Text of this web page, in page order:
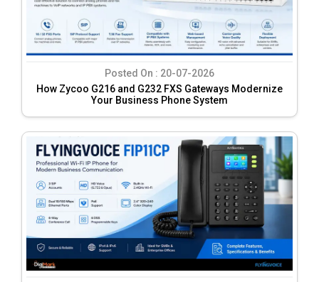
Posted On : 20-07-2026
How Zycoo G216 and G232 FXS Gateways Modernize
Your Business Phone System